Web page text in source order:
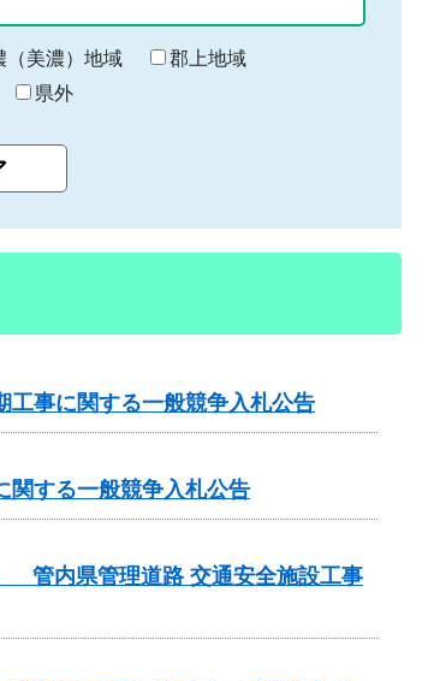
（美濃）地域
郡上地域
県外
事に関する一般競争入札公告
する一般競争入札公告
管内県管理道路 交通安全施設工事